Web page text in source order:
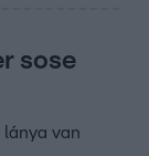
sose
van